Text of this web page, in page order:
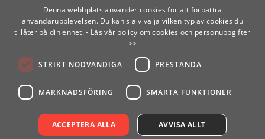
SWEDISH
Denna webbplats använder cookies för att förbättra
användarupplevelsen. Du kan själv välja vilken typ av cookies du
tillåter på din enhet. - Läs vår policy om cookies och personuppgifter
>>
STRIKT NÖDVÄNDIGA PRESTANDA
MARKNADSFÖRING SMARTA FUNKTIONER
ACCEPTERA ALLA AVVISA ALLT